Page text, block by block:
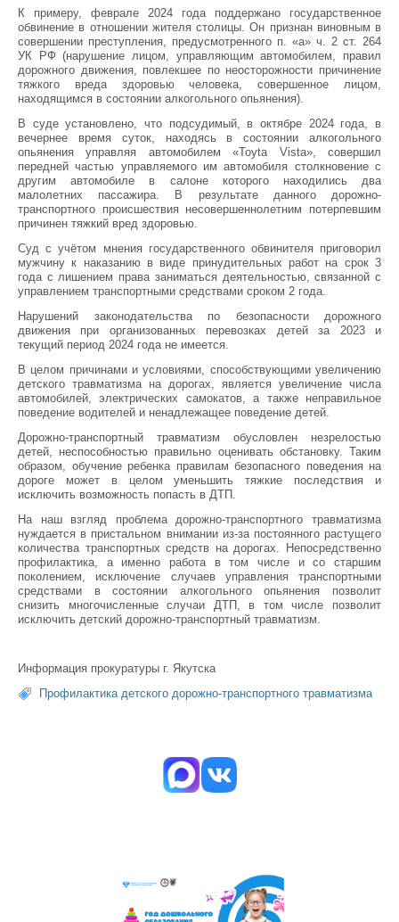
К примеру, феврале 2024 года поддержано государственное
обвинение в отношении жителя столицы. Он признан виновным в
совершении преступления, предусмотренного п. «а» ч. 2 ст. 264
УК РФ (нарушение лицом, управляющим автомобилем, правил
дорожного движения, повлекшее по неосторожности причинение
тяжкого вреда здоровью человека, совершенное лицом,
находящимся в состоянии алкогольного опьянения).
В суде установлено, что подсудимый, в октябре 2024 года, в
вечернее время суток, находясь в состоянии алкогольного
опьянения управляя автомобилем «Toyta Vista», совершил
передней частью управляемого им автомобиля столкновение с
другим автомобиле в салоне которого находились два
малолетних пассажира. В результате данного дорожно-
транспортного происшествия несовершеннолетним потерпевшим
причинен тяжкий вред здоровью.
Суд с учётом мнения государственного обвинителя приговорил
мужчину к наказанию в виде принудительных работ на срок 3
года с лишением права заниматься деятельностью, связанной с
управлением транспортными средствами сроком 2 года.
Нарушений законодательства по безопасности дорожного
движения при организованных перевозках детей за 2023 и
текущий период 2024 года не имеется.
В целом причинами и условиями, способствующими увеличению
детского травматизма на дорогах, является увеличение числа
автомобилей, электрических самокатов, а также неправильное
поведение водителей и ненадлежащее поведение детей.
Дорожно-транспортный травматизм обусловлен незрелостью
детей, неспособностью правильно оценивать обстановку. Таким
образом, обучение ребенка правилам безопасного поведения на
дороге может в целом уменьшить тяжкие последствия и
исключить возможность попасть в ДТП.
На наш взгляд проблема дорожно-транспортного травматизма
нуждается в пристальном внимании из-за постоянного растущего
количества транспортных средств на дорогах. Непосредственно
профилактика, а именно работа в том числе и со старшим
поколением, исключение случаев управления транспортными
средствами в состоянии алкогольного опьянения позволит
снизить многочисленные случаи ДТП, в том числе позволит
исключить детский дорожно-транспортный травматизм.
Информация прокуратуры г. Якутска
Профилактика детского дорожно-транспортного травматизма